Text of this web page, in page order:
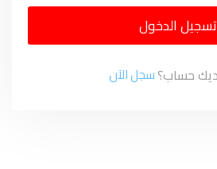
تسجيل الدخول
حساب؟سجل الآن